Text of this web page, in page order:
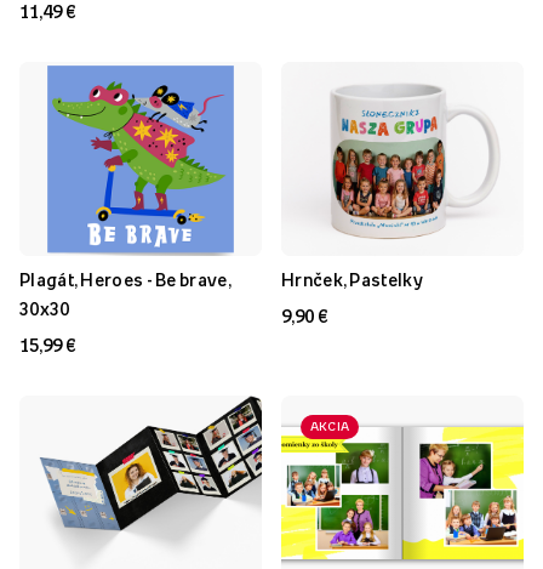
11,49 €
Plagát, Heroes - Be brave,
30x30
15,99 €
Hrnček, Pastelky
9,90 €
AKCIA